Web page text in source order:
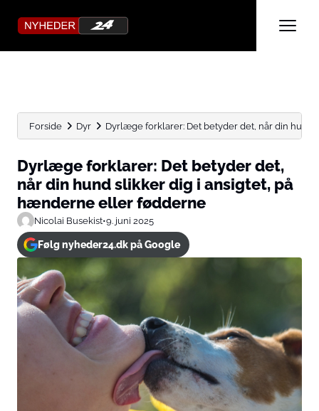
Forside Dyr Dyrlæge forklarer: Det betyder det, når din hund
Dyrlæge forklarer: Det betyder det,
når din hund slikker dig i ansigtet, på
hænderne eller fødderne
Nicolai Busekist•9. juni 2025
Følg nyheder24.dk på Google